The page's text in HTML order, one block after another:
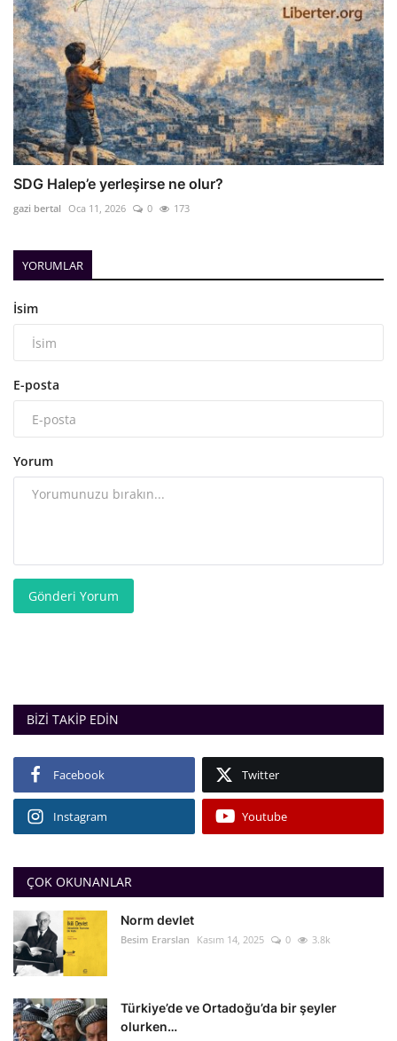
SDG Halep’e yerleşirse ne olur?
gazi bertal Oca 11, 2026 0 173
YORUMLAR
İsim
E-posta
Yorum
Gönderi Yorum
BIZI TAKIP EDIN
Facebook Twitter
Instagram Youtube
ÇOK OKUNANLAR
Norm devlet
Besim Erarslan Kasım 14, 2025 0 3.8k
Türkiye’de ve Ortadoğu’da bir şeyler
olurken…